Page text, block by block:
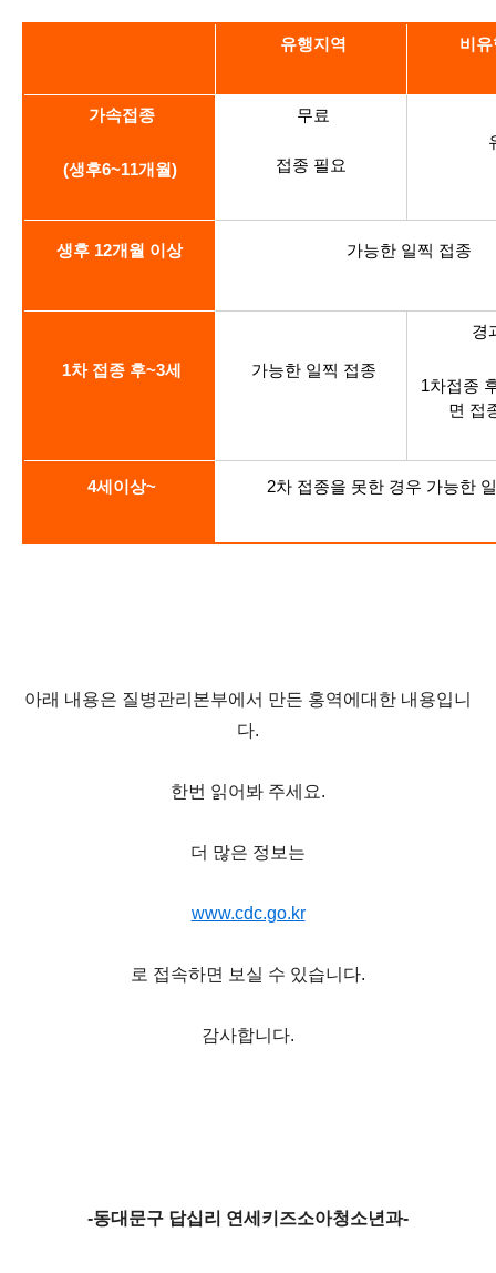
유행지역 비
가속접종
(생후6~11개월)
무료
접종 필요
생후 12개월 이상 가능한 일찍 접종
1차 접종 후~3세 가능한 일찍 접종
경
1차접종
면 접
4세이상~ 2차 접종을 못한 경우 가능한
아래 내용은 질병관리본부에서 만든 홍역에대한 내용입니
다.
한번 읽어봐 주세요.
더 많은 정보는
www.cdc.go.kr
로 접속하면 보실 수 있습니다.
감사합니다.
-동대문구 답십리 연세키즈소아청소년과-